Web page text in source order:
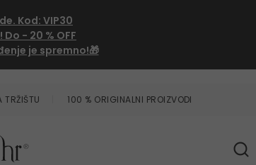
Kod:VIP30
Do - 20 % OFF
je spremno!🎁
TRŽIŠTU 100 % ORIGINALNI PROIZVODI